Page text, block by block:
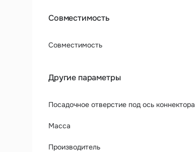
Совместимость
Совместимость
Другие параметры
Посадочное отверстие под ось коннектора
Масса
Производитель